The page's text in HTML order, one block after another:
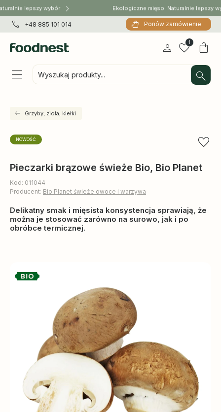
lepszy wybór Ekologiczne mięso. Naturalnie lepszy
+48 885 101 014 Ponów zamówienie
Wyszukaj produkty...
1
Grzyby, zioła, kiełki
NOWOŚĆ
Pieczarki brązowe świeże Bio, Bio Planet
Kod: 011044
Producent: Bio Planet świeże owoce i warzywa
Delikatny smak i mięsista konsystencja sprawiają, że
można je stosować zarówno na surowo, jak i po
obróbce termicznej.